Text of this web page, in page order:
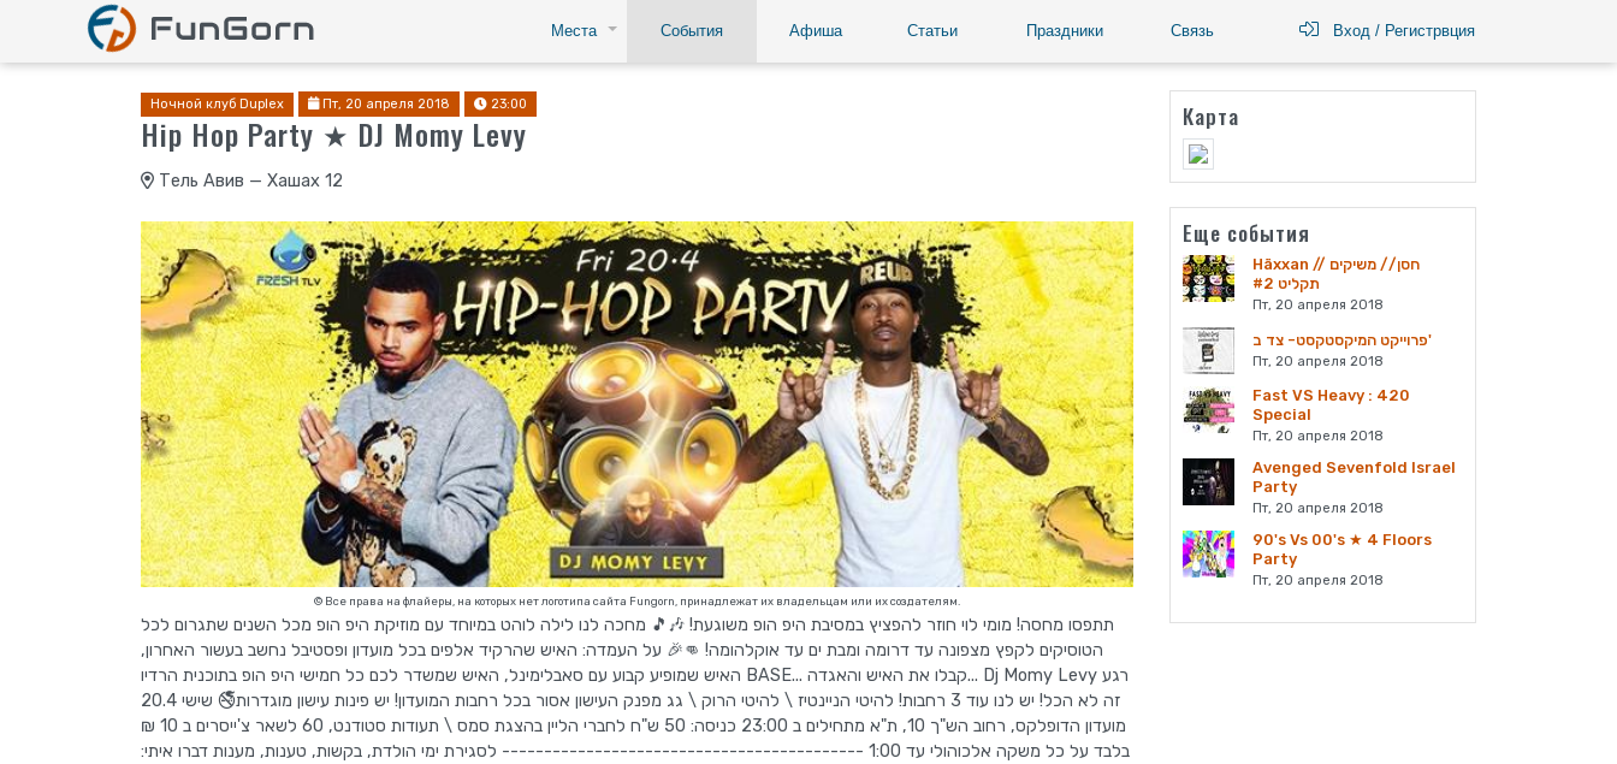
Места События Афиша Статьи Праздники Связь Вход / Регистрвция
Ночной клуб Duplex Пт, 20 апреля 2018 23:00
Hip Hop Party ★ DJ Momy Levy
Тель Авив — Хашах 12
© Все права на флайеры, на которых нет логотипа сайта Fungorn, принадлежат их владельцам или их создателям.
תתפסו מחסה! מומי לוי חוזר להפציץ במסיבת היפ הופ משוגעת! 🎶🎵 מחכה לנו לילה לוהט במיוחד עם מוזיקת היפ הופ מכל השנים שתגרום לכל
הטוסיקים לקפץ מצפונה עד דרומה ומבת ים עד אוקלהומה! 👊🎉 על העמדה: האיש שהרקיד אלפים בכל מועדון ופסטיבל נחשב בעשור האחרון,
האיש שמופיע קבוע עם סאבלימינל, האיש שמשדר לכם כל חמישי היפ הופ בתוכנית הרדיו BASE... קבלו את האיש והאגדה... Dj Momy Levy רגע
זה לא הכל! יש לנו עוד 3 רחבות! להיטי הניינטיז \ להיטי הרוק \ גג מפנק העישון אסור בכל רחבות המועדון! יש פינות עישון מוגדרות🚭 שישי 20.4
מועדון הדופלקס, רחוב הש"ך 10, ת"א מתחילים ב 23:00 כניסה: 50 ש"ח לחברי הליין בהצגת סמס \ תעודות סטודנט, 60 לשאר צ'ייסרים ב 10 ₪
בלבד על כל משקה אלכוהולי עד 1:00 ------------------------------------------- לסגירת ימי הולדת, בקשות, טענות, מענות דברו איתי:
Карта
Еще события
Häxxan // חסן // משיקים
תקליט #2
Пт, 20 апреля 2018
פרוייקט המיקסטקסט- צד ב'
Пт, 20 апреля 2018
Fast VS Heavy : 420
Special
Пт, 20 апреля 2018
Avenged Sevenfold Israel
Party
Пт, 20 апреля 2018
90's Vs 00's ★ 4 Floors
Party
Пт, 20 апреля 2018